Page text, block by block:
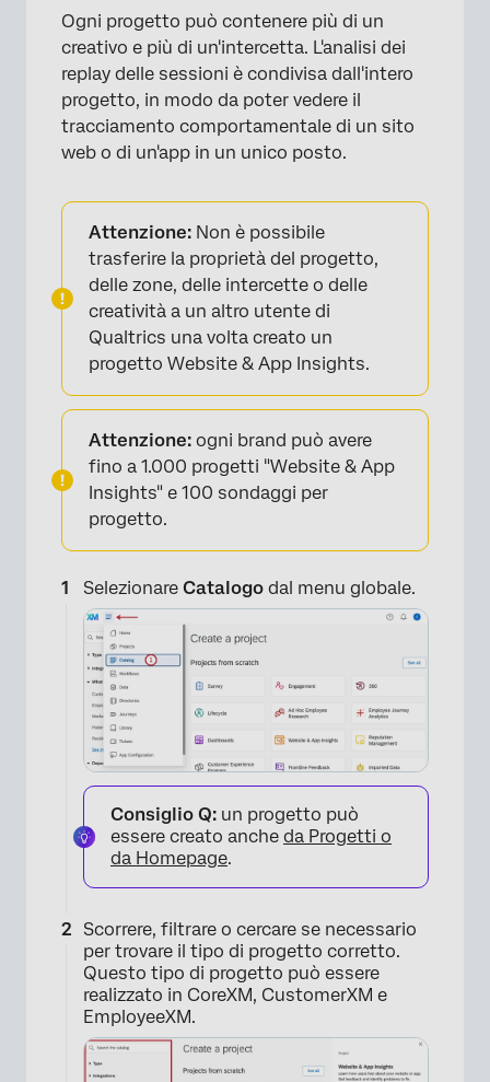
Ogni progetto può contenere più di un
creativo e più di un'intercetta. L'analisi dei
replay delle sessioni è condivisa dall'intero
progetto, in modo da poter vedere il
tracciamento comportamentale di un sito
web o di un'app in un unico posto.
Attenzione: Non è possibile
trasferire la proprietà del progetto,
delle zone, delle intercette o delle
creatività a un altro utente di
Qualtrics una volta creato un
progetto Website & App Insights.
Attenzione: ogni brand può avere
fino a 1.000 progetti "Website & App
Insights" e 100 sondaggi per
progetto.
Selezionare Catalogo dal menu globale.
Consiglio Q: un progetto può
essere creato anche da Progetti o
da Homepage.
Scorrere, filtrare o cercare se necessario
per trovare il tipo di progetto corretto.
Questo tipo di progetto può essere
realizzato in CoreXM, CustomerXM e
EmployeeXM.